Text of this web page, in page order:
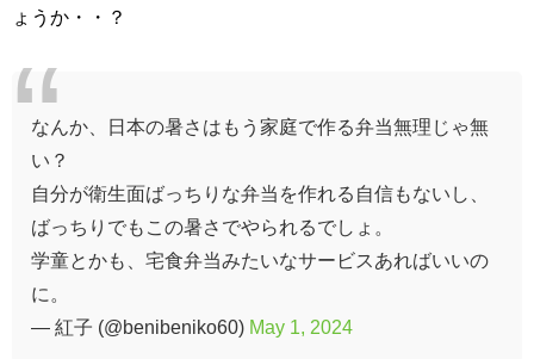
ょうか・・？
なんか、日本の暑さはもう家庭で作る弁当無理じゃ無
い？
自分が衛生面ばっちりな弁当を作れる自信もないし、
ばっちりでもこの暑さでやられるでしょ。
学童とかも、宅食弁当みたいなサービスあればいいの
に。
— 紅子 (@benibeniko60) May 1, 2024